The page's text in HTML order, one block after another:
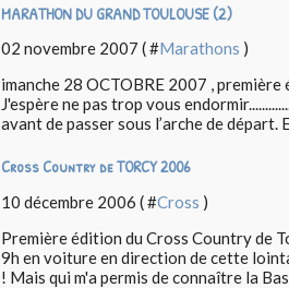
MARATHON DU GRAND TOULOUSE (2)
02 novembre 2007 ( #Marathons )
imanche 28 OCTOBRE 2007 ,
J'espère ne pas trop vous
avant de passer sous l’arche de départ.
Cross Country de TORCY 2006
10 décembre 2006 ( #Cross )
Première édition du Cross Country de
9h en voiture en direction de cette
! Mais qui m'a permis de connaître la